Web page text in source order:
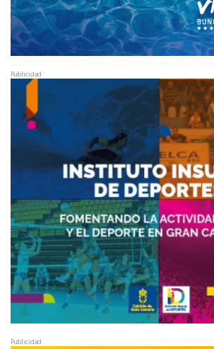
Publicidad
Publicidad